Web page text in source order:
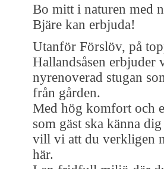
Bo mitt i naturen med
Bjäre kan erbjuda!
Utanför Förslöv, på
Hallandsåsen erbjuder
nyrenoverad stugan
från gården.
Med hög komfort och
som gäst ska känna
vill vi att du verkligen
här.